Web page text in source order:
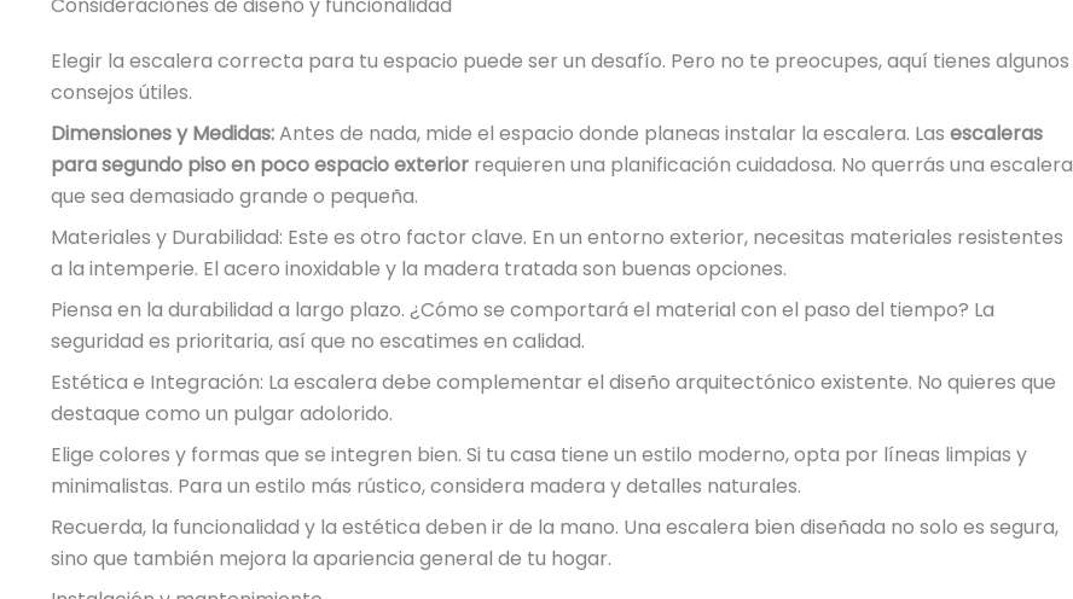
Consideraciones de diseño y funcionalidad
Elegir la escalera correcta para tu espacio puede ser un desafío. Pero no te preocupes, aquí tienes algunos
consejos útiles.
Dimensiones y Medidas:Antes de nada, mide el espacio donde planeas instalar la escalera. Las escaleras
para segundo piso en poco espacio exterior requieren una planificación cuidadosa. No querrás una escalera
que sea demasiado grande o pequeña.
Materiales y Durabilidad: Este es otro factor clave. En un entorno exterior, necesitas materiales resistentes
a la intemperie. El acero inoxidable y la madera tratada son buenas opciones.
Piensa en la durabilidad a largo plazo. ¿Cómo se comportará el material con el paso del tiempo? La
seguridad es prioritaria, así que no escatimes en calidad.
Estética e Integración: La escalera debe complementar el diseño arquitectónico existente. No quieres que
destaque como un pulgar adolorido.
Elige colores y formas que se integren bien. Si tu casa tiene un estilo moderno, opta por líneas limpias y
minimalistas. Para un estilo más rústico, considera madera y detalles naturales.
Recuerda, la funcionalidad y la estética deben ir de la mano. Una escalera bien diseñada no solo es segura,
sino que también mejora la apariencia general de tu hogar.